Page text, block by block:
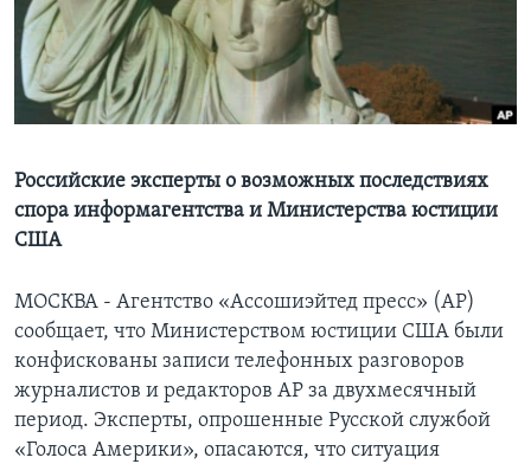
Learning English
СОЦИАЛЬНЫЕ СЕТИ
Языки
Российские эксперты о возможных последствиях
спора информагентства и Министерства юстиции
США
МОСКВА - Агентство «Ассошиэйтед пресс» (АР)
сообщает, что Министерством юстиции США были
конфискованы записи телефонных разговоров
журналистов и редакторов АР за двухмесячный
период. Эксперты, опрошенные Русской службой
«Голоса Америки», опасаются, что ситуация